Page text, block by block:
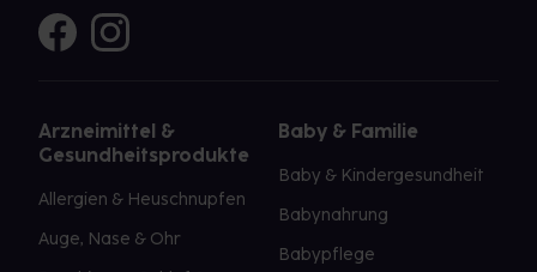
Arzneimittel &
Gesundheitsprodukte
Allergien & Heuschnupfen
Auge, Nase & Ohr
Baby & Familie
Baby & Kindergesundheit
Babynahrung
Babypflege